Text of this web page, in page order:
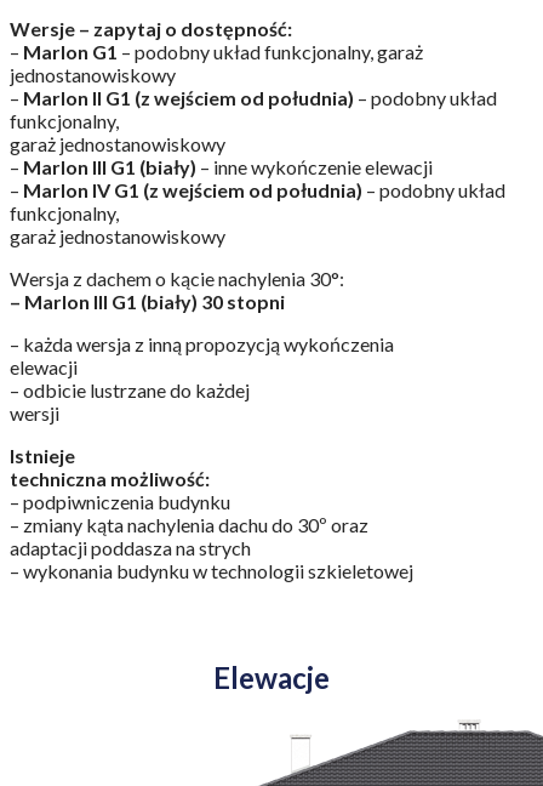
Wersje – zapytaj o dostępność:
– Marlon G1 – podobny układ funkcjonalny, garaż
jednostanowiskowy
– Marlon II G1 (z wejściem od południa) – podobny układ
funkcjonalny,
garaż jednostanowiskowy
– Marlon III G1 (biały) – inne wykończenie elewacji
– Marlon IV G1 (z wejściem od południa) – podobny układ
funkcjonalny,
garaż jednostanowiskowy
Wersja z dachem o kącie nachylenia 30°:
– Marlon III G1 (biały) 30 stopni
– każda wersja z inną propozycją wykończenia
elewacji
– odbicie lustrzane do każdej
wersji
Istnieje
techniczna możliwość:
– podpiwniczenia budynku
– zmiany kąta nachylenia dachu do 30º oraz
adaptacji poddasza na strych
– wykonania budynku w technologii szkieletowej
Elewacje